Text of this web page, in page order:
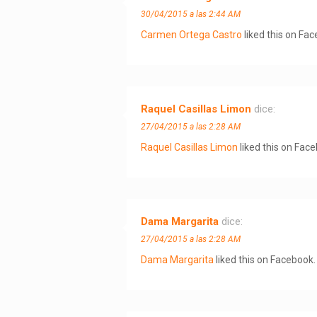
30/04/2015 a las 2:44 AM
Carmen Ortega Castro liked this on
Raquel Casillas Limon dice:
27/04/2015 a las 2:28 AM
Raquel Casillas Limon liked this on
Dama Margarita dice:
27/04/2015 a las 2:28 AM
Dama Margarita liked this on Facebook.